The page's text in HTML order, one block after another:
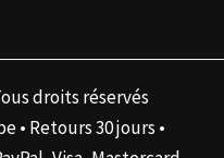
droits réservés
• Retours 30 jours •